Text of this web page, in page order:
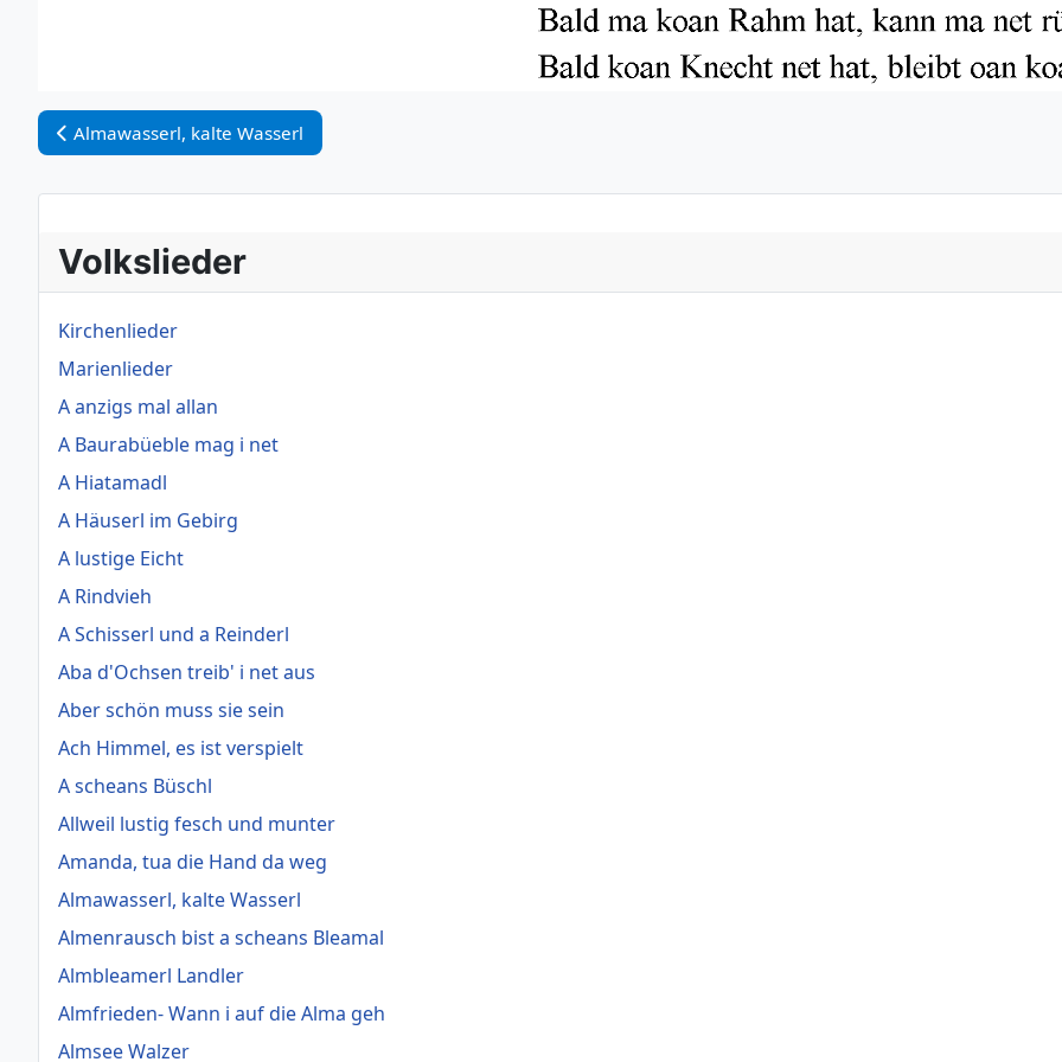
Vorheriger Beitrag: Almawasserl, kalte Wasserl
Almawasserl, kalte Wasserl
Volkslieder
Kirchenlieder
Marienlieder
A anzigs mal allan
A Baurabüeble mag i net
A Hiatamadl
A Häuserl im Gebirg
A lustige Eicht
A Rindvieh
A Schisserl und a Reinderl
Aba d'Ochsen treib' i net aus
Aber schön muss sie sein
Ach Himmel, es ist verspielt
A scheans Büschl
Allweil lustig fesch und munter
Amanda, tua die Hand da weg
Almawasserl, kalte Wasserl
Almenrausch bist a scheans Bleamal
Almbleamerl Landler
Almfrieden- Wann i auf die Alma geh
Almsee Walzer